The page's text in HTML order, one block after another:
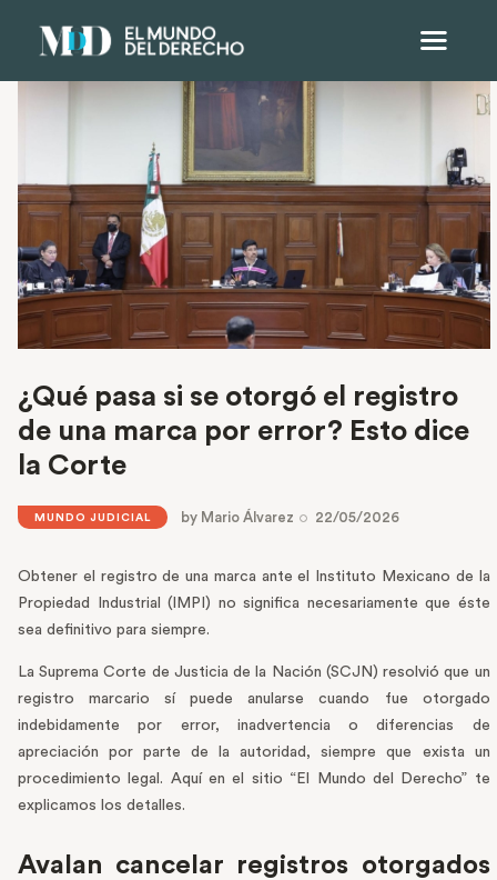
¿Qué pasa si se otorgó el registro
de una marca por error? Esto dice
la Corte
MUNDO JUDICIAL by Mario Álvarez 22/05/2026
Obtener el registro de una marca ante el Instituto Mexicano de la
Propiedad Industrial (IMPI) no significa necesariamente que éste
sea definitivo para siempre.
La Suprema Corte de Justicia de la Nación (SCJN) resolvió que un
registro marcario sí puede anularse cuando fue otorgado
indebidamente por error, inadvertencia o diferencias de
apreciación por parte de la autoridad, siempre que exista un
procedimiento legal. Aquí en el sitio “El Mundo del Derecho” te
explicamos los detalles.
Avalan cancelar registros otorgados